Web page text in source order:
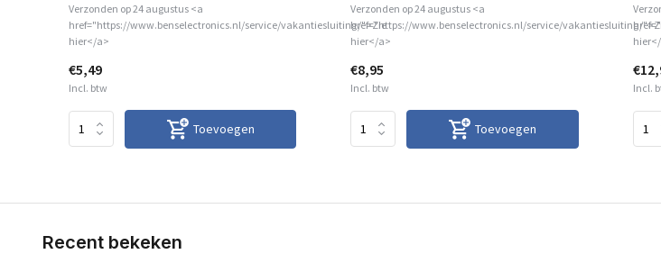
Verzonden op 24 augustus <a
href="https://www.benselectronics.nl/service/vakantiesluiting/">Zie
hier</a>
€5,49
Incl. btw
Toevoegen
Verzonden op 24 augustus <a
href="https://www.benselectronics.nl/service/vakantiesluiting/
hier</a>
€8,95
Incl. btw
Toevoegen
Incl.
Recent bekeken